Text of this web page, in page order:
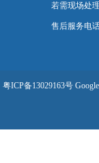
若需现场处
售后服务电
粤ICP备13029163号